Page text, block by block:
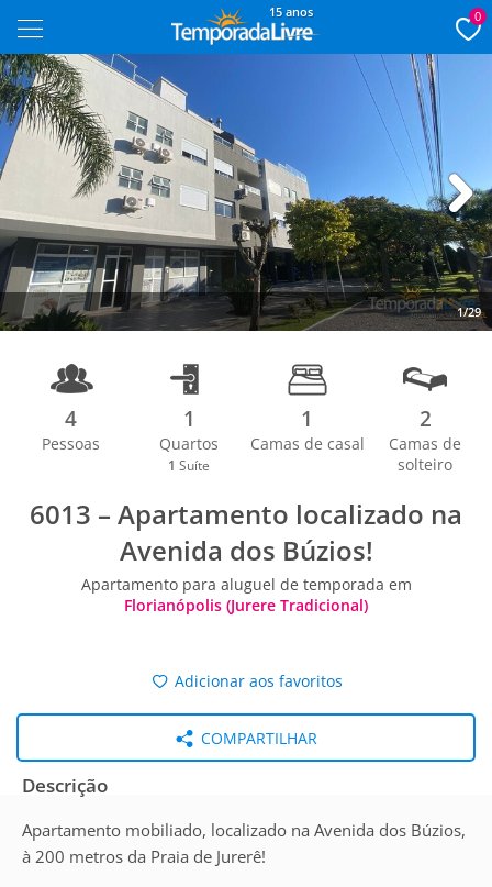
15 anos 0
1/29
Next
4
Pessoas
1
Quartos
1 Suíte
1
Camas de casal
2
Camas de
solteiro
6013 – Apartamento localizado na
Avenida dos Búzios!
Apartamento para aluguel de temporada em
Florianópolis (Jurere Tradicional)
Adicionar aos favoritos
COMPARTILHAR
Descrição
Apartamento mobiliado, localizado na Avenida dos Búzios,
à 200 metros da Praia de Jurerê!